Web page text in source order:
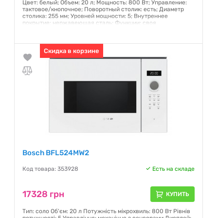
Цвет: белый; Объем: 20 л; Мощность: 800 Вт; Управление:
тактовое/кнопочное; Поворотный столик: есть; Диаметр
столика: 255 мм; Уровней мощности: 5; Внутреннее
покрытие: нержавеющая сталь; Функции: своя
(ВхШхГ): 38x59x30 см; Размеры для встраивания (ВхШхГ):
380x560x550 мм
Скидка в корзине
Bosch BFL524MW2
Код товара: 353928 Есть на складе
17328 грн КУПИТЬ
Тип: соло Об'єм: 20 л Потужність мікрохвиль: 800 Вт Рівнів